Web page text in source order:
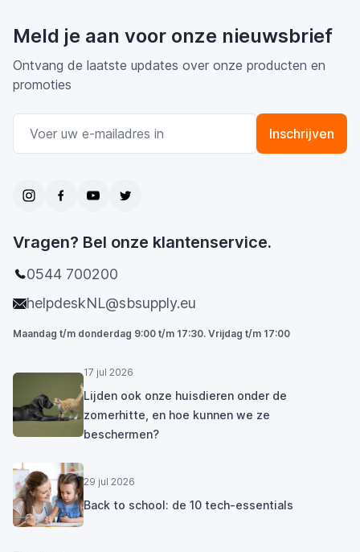
Meld je aan voor onze nieuwsbrief
Ontvang de laatste updates over onze producten en
promoties
Inschrijven
Vragen? Bel onze klantenservice.
0544 700200
helpdeskNL@sbsupply.eu
Maandag t/m donderdag 9:00 t/m 17:30. Vrijdag t/m 17:00
17 jul 2026
Lijden ook onze huisdieren onder de
zomerhitte, en hoe kunnen we ze
beschermen?
29 jul 2026
Back to school: de 10 tech-essentials